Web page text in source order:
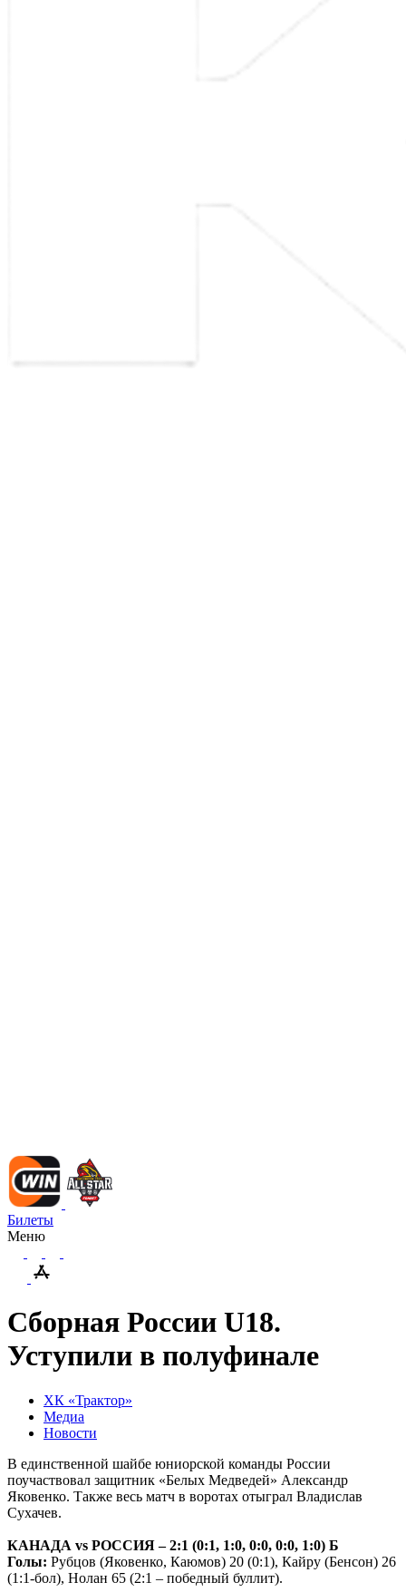
Билеты
Меню
Сборная России U18.
Уступили в полуфинале
ХК «Трактор»
Медиа
Новости
В единственной шайбе юниорской команды России
поучаствовал защитник «Белых Медведей» Александр
Яковенко. Также весь матч в воротах отыграл Владислав
Сухачев.
КАНАДА vs РОССИЯ – 2:1 (0:1, 1:0, 0:0, 0:0, 1:0) Б
Голы: Рубцов (Яковенко, Каюмов) 20 (0:1), Кайру (Бенсон) 26
(1:1-бол), Нолан 65 (2:1 – победный буллит).